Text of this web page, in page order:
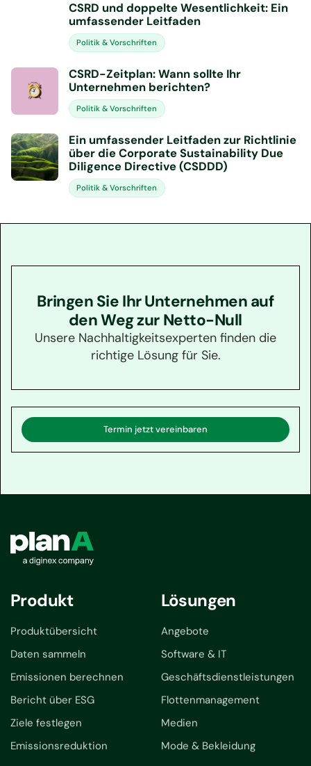
CSRD und doppelte Wesentlichkeit: Ein
umfassender Leitfaden
Politik & Vorschriften
CSRD-Zeitplan: Wann sollte Ihr
Unternehmen berichten?
Politik & Vorschriften
Ein umfassender Leitfaden zur Richtlinie
über die Corporate Sustainability Due
Diligence Directive (CSDDD)
Politik & Vorschriften
Bringen Sie Ihr Unternehmen auf
den Weg zur Netto-Null
Unsere Nachhaltigkeitsexperten finden die
richtige Lösung für Sie.
Termin jetzt vereinbaren
Produkt
Produktübersicht
Daten sammeln
Emissionen berechnen
Bericht über ESG
Ziele festlegen
Emissionsreduktion
Lösungen
Angebote
Software & IT
Geschäftsdienstleistungen
Flottenmanagement
Medien
Mode & Bekleidung